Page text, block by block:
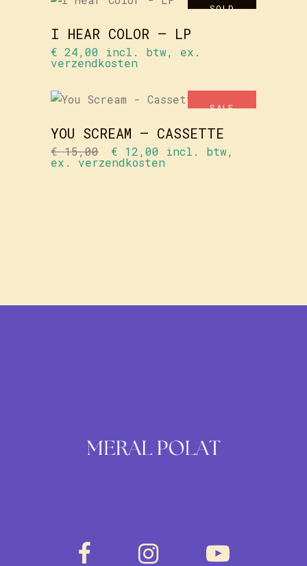
SOLD
I HEAR COLOR – LP
€ 24,00 incl. btw, ex.
verzendkosten
SALE
AAN
YOU SCREAM – CASSETTE
€15,00 Oorspronkelijke
prijs
€ 12,00 Huidige
prijs
incl. btw,
ex. verzendkosten